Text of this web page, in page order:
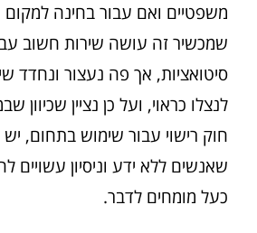
משפטיים ואם עבור בחינה
שמכשיר זה עושה שירות חשוב
סיטואציות, אך פה נעצור ונחדד
לנצלו כראוי, ועל כן נציין שכיוון
חוק רישוי עבור שימוש בתחום,
שאנשים ללא ידע וניסיון עשויים
כעל מומחים לדבר.